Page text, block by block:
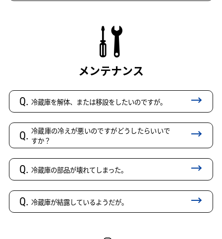
メンテナンス
Q. 冷蔵庫を解体、または移設をしたいのですが。
Q. 冷蔵庫の冷えが悪いのですがどうしたらいいで
すか？
Q. 冷蔵庫の部品が壊れてしまった。
Q. 冷蔵庫が結露しているようだが。